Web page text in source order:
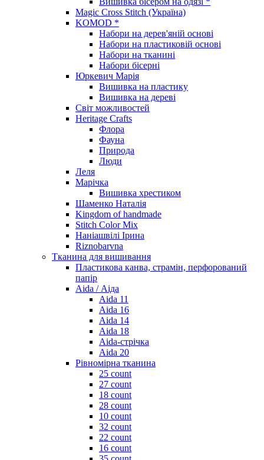
Magic Cross Stitch (Україна)
KOMOD *
Набори на дерев'яній основі
Набори на пластиковій основі
Набори на тканині
Набори бісерні
Юркевич Марія
Вишивка на пластику
Вишивка на дереві
Світ можливостей
Heritage Crafts
Флора
Фауна
Природа
Люди
Леля
Марічка
Вишивка хрестиком
Шаменко Наталія
Kingdom of handmade
Stitch Color Mix
Наніашвілі Ірина
Riznobarvna
Тканина для вишивання
Пластикова канва, страмін, перфорований
папір
Aida / Аіда
Aida 11
Aida 16
Aida 14
Aida 18
Aida-стрічка
Aida 20
Рівномірна тканина
25 count
27 count
18 count
28 count
10 count
32 count
22 count
16 count